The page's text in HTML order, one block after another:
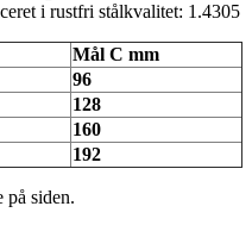
i rustfri stålkvalitet: 1.4305
Mål C mm
96
128
160
192
på siden.